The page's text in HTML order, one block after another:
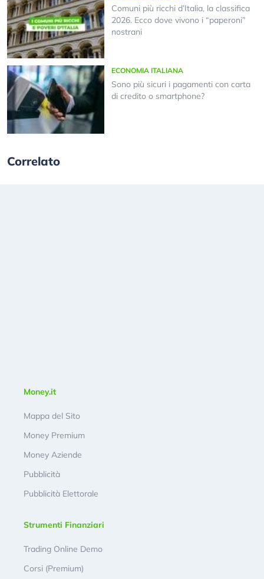
Comuni più ricchi d’Italia, la classifica
2026. Ecco dove vivono i “paperoni”
nostrani
ECONOMIA ITALIANA
Sono più sicuri i pagamenti con carta
di credito o smartphone?
Correlato
Money.it
Mappa del Sito
Money Premium
Money Aziende
Pubblicità
Pubblicità Elettorale
Strumenti Finanziari
Trading Online Demo
Corsi (Premium)